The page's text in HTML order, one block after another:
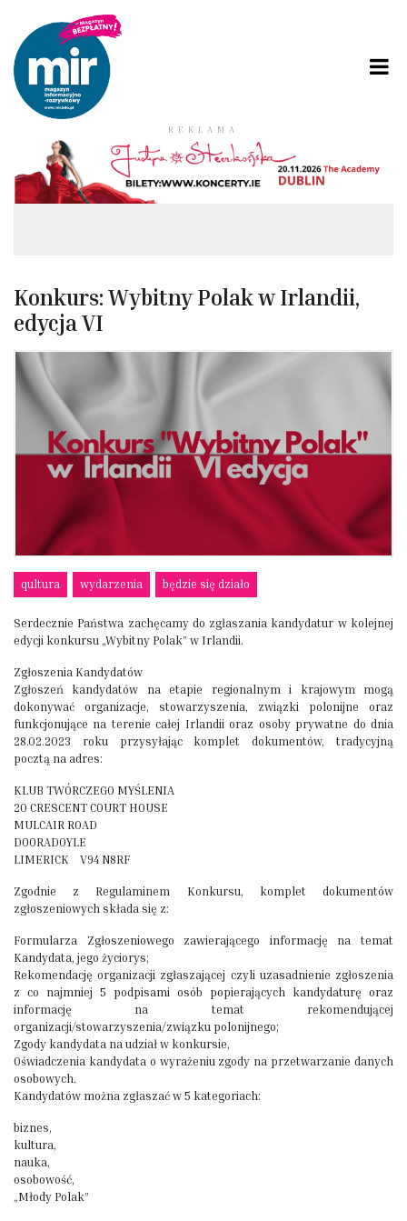
REKLAMA
Konkurs: Wybitny Polak w Irlandii,
edycja VI
qultura wydarzenia będzie się działo
Serdecznie Państwa zachęcamy do zgłaszania kandydatur w kolejnej
edycji konkursu „Wybitny Polak” w Irlandii.
Zgłoszenia Kandydatów
Zgłoszeń kandydatów na etapie regionalnym i krajowym mogą
dokonywać organizacje, stowarzyszenia, związki polonijne oraz
funkcjonujące na terenie całej Irlandii oraz osoby prywatne do dnia
28.02.2023 roku przysyłając komplet dokumentów, tradycyjną
pocztą na adres:
KLUB TWÓRCZEGO MYŚLENIA
20 CRESCENT COURT HOUSE
MULCAIR ROAD
DOORADOYLE
LIMERICK V94 N8RF
Zgodnie z Regulaminem Konkursu, komplet dokumentów
zgłoszeniowych składa się z:
Formularza Zgłoszeniowego zawierającego informację na temat
Kandydata, jego życiorys;
Rekomendację organizacji zgłaszającej czyli uzasadnienie zgłoszenia
z co najmniej 5 podpisami osób popierających kandydaturę oraz
informację na temat rekomendującej
organizacji/stowarzyszenia/związku polonijnego;
Zgody kandydata na udział w konkursie,
Oświadczenia kandydata o wyrażeniu zgody na przetwarzanie danych
osobowych.
Kandydatów można zgłaszać w 5 kategoriach:
biznes,
kultura,
nauka,
osobowość,
„Młody Polak”